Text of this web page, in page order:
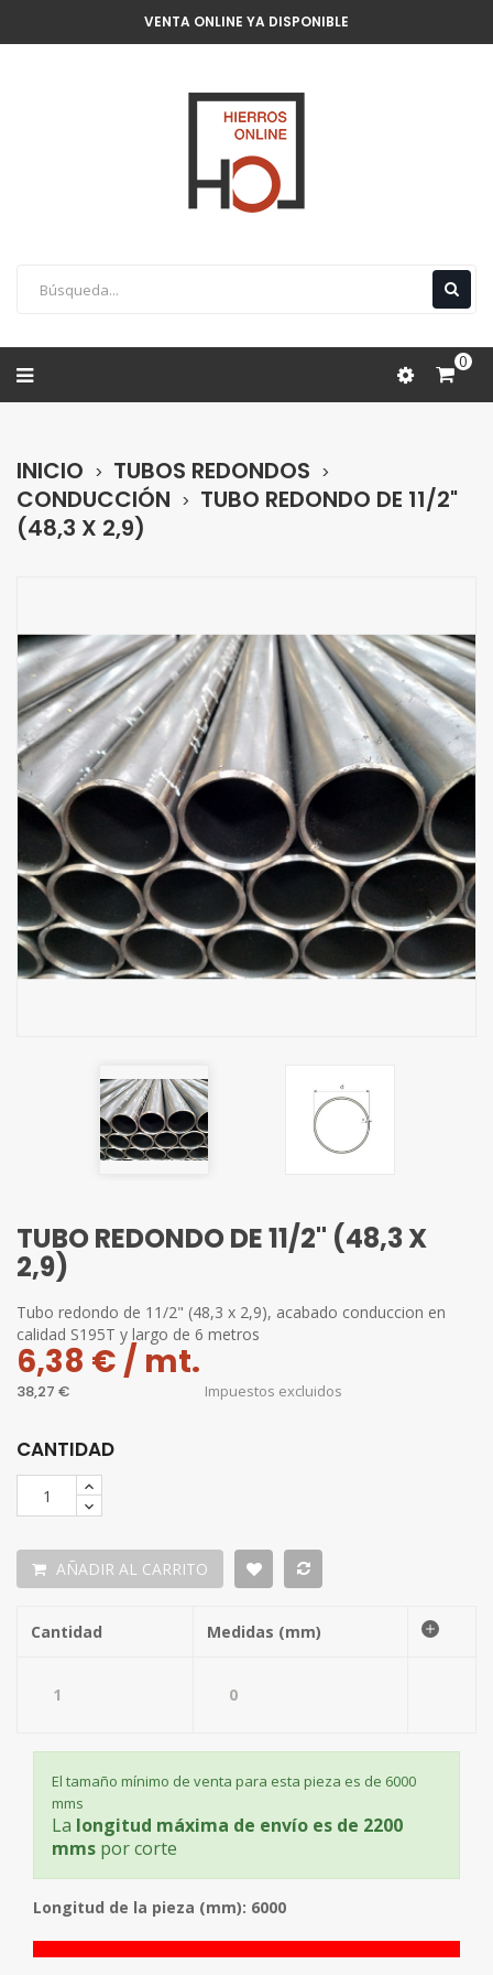
VENTA ONLINE YA DISPONIBLE
0
INICIO
TUBOS REDONDOS
CONDUCCIÓN
TUBO REDONDO DE 11/2"
(48,3 X 2,9)
TUBO REDONDO DE 11/2" (48,3 X
2,9)
Tubo redondo de 11/2" (48,3 x 2,9), acabado conduccion en
calidad S195T y largo de 6 metros
6,38 € / mt.
38,27 € Impuestos excluidos
CANTIDAD
AÑADIR AL CARRITO
Cantidad Medidas (mm)
El tamaño mínimo de venta para esta pieza es de 6000
mms
La longitud máxima de envío es de 2200
mms por corte
Longitud de la pieza (mm): 6000